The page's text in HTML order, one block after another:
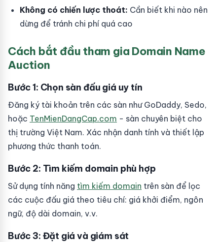
Không có chiến lược thoát: Cần biết khi nào nên
dừng để tránh chi phí quá cao
Cách bắt đầu tham gia Domain Name
Auction
Bước 1: Chọn sàn đấu giá uy tín
Đăng ký tài khoản trên các sàn như GoDaddy, Sedo,
hoặc TenMienDangCap.com - sàn chuyên biệt cho
thị trường Việt Nam. Xác nhận danh tính và thiết lập
phương thức thanh toán.
Bước 2: Tìm kiếm domain phù hợp
Sử dụng tính năng tìm kiếm domain trên sàn để lọc
các cuộc đấu giá theo tiêu chí: giá khởi điểm, ngôn
ngữ, độ dài domain, v.v.
Bước 3: Đặt giá và giám sát